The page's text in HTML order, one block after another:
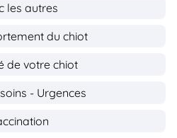
les autres
du chiot
de votre chiot
- Urgences